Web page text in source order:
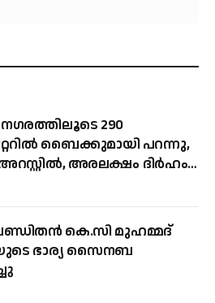
290
ബൈക്കുമായി പറന്നു,
അരലക്ഷം ദിർഹം
കെ.സി മുഹമ്മദ്
ഭാര്യ സൈനബ